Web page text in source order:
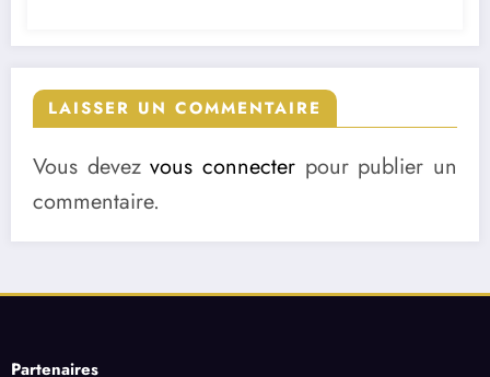
LAISSER UN COMMENTAIRE
Vous devezvous connecter pour publier un
commentaire.
Partenaires